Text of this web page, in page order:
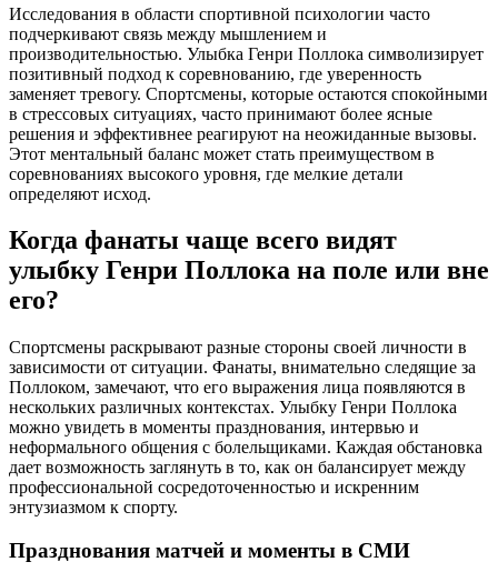
Исследования в области спортивной психологии часто
подчеркивают связь между мышлением и
производительностью. Улыбка Генри Поллока символизирует
позитивный подход к соревнованию, где уверенность
заменяет тревогу. Спортсмены, которые остаются спокойными
в стрессовых ситуациях, часто принимают более ясные
решения и эффективнее реагируют на неожиданные вызовы.
Этот ментальный баланс может стать преимуществом в
соревнованиях высокого уровня, где мелкие детали
определяют исход.
Когда фанаты чаще всего видят
улыбку Генри Поллока на поле или вне
его?
Спортсмены раскрывают разные стороны своей личности в
зависимости от ситуации. Фанаты, внимательно следящие за
Поллоком, замечают, что его выражения лица появляются в
нескольких различных контекстах. Улыбку Генри Поллока
можно увидеть в моменты празднования, интервью и
неформального общения с болельщиками. Каждая обстановка
дает возможность заглянуть в то, как он балансирует между
профессиональной сосредоточенностью и искренним
энтузиазмом к спорту.
Празднования матчей и моменты в СМИ